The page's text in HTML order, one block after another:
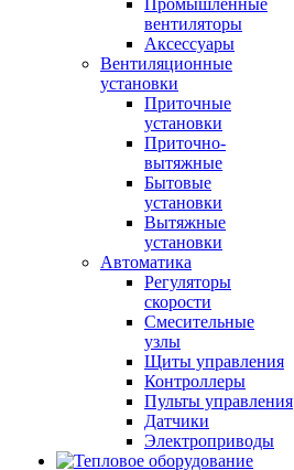
Промышленные
вентиляторы
Аксессуары
Вентиляционные
установки
Приточные
установки
Приточно-
вытяжные
Бытовые
установки
Вытяжные
установки
Автоматика
Регуляторы
скорости
Смесительные
узлы
Щиты управления
Контроллеры
Пульты управления
Датчики
Электроприводы